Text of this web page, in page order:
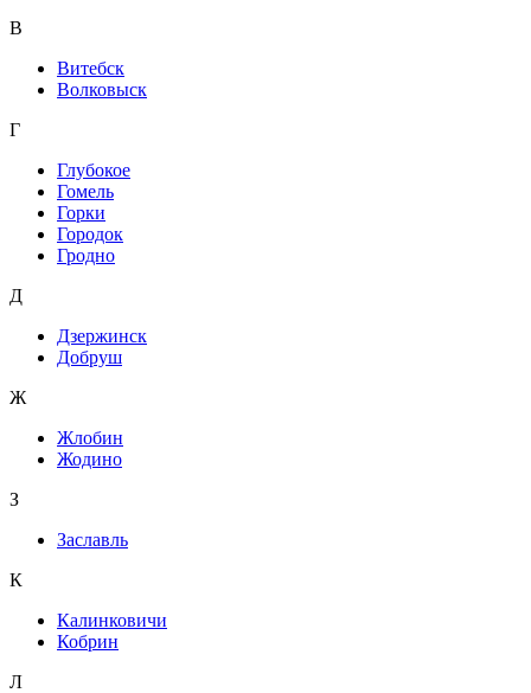
В
Витебск
Волковыск
Г
Глубокое
Гомель
Горки
Городок
Гродно
Д
Дзержинск
Добруш
Ж
Жлобин
Жодино
З
Заславль
К
Калинковичи
Кобрин
Л